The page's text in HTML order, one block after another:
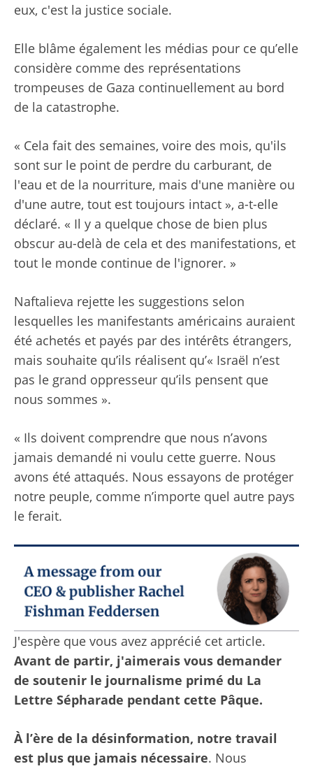
eux, c'est la justice sociale.
Elle blâme également les médias pour ce qu’elle
considère comme des représentations
trompeuses de Gaza continuellement au bord
de la catastrophe.
« Cela fait des semaines, voire des mois, qu'ils
sont sur le point de perdre du carburant, de
l'eau et de la nourriture, mais d'une manière ou
d'une autre, tout est toujours intact », a-t-elle
déclaré. « Il y a quelque chose de bien plus
obscur au-delà de cela et des manifestations, et
tout le monde continue de l'ignorer. »
Naftalieva rejette les suggestions selon
lesquelles les manifestants américains auraient
été achetés et payés par des intérêts étrangers,
mais souhaite qu’ils réalisent qu’« Israël n’est
pas le grand oppresseur qu’ils pensent que
nous sommes ».
« Ils doivent comprendre que nous n’avons
jamais demandé ni voulu cette guerre. Nous
avons été attaqués. Nous essayons de protéger
notre peuple, comme n’importe quel autre pays
le ferait.
J'espère que vous avez apprécié cet article.
Avant de partir, j'aimerais vous demander
de soutenir le journalisme primé du La
Lettre Sépharade pendant cette Pâque.
À l’ère de la désinformation, notre travail
est plus que jamais nécessaire. Nous